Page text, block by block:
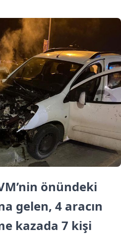
önündeki
gelen, 4 aracın
kazada 7 kişi